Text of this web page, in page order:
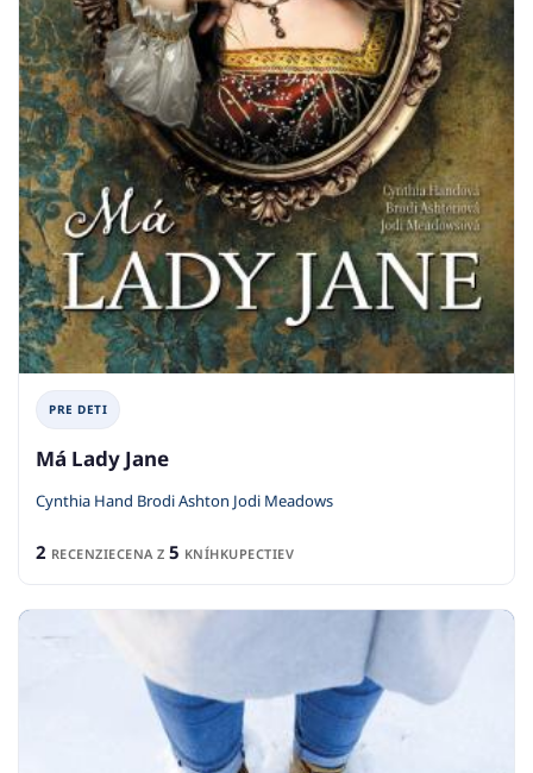
PRE DETI
Má Lady Jane
Cynthia Hand Brodi Ashton Jodi Meadows
2 RECENZIECENA Z 5 KNÍHKUPECTIEV